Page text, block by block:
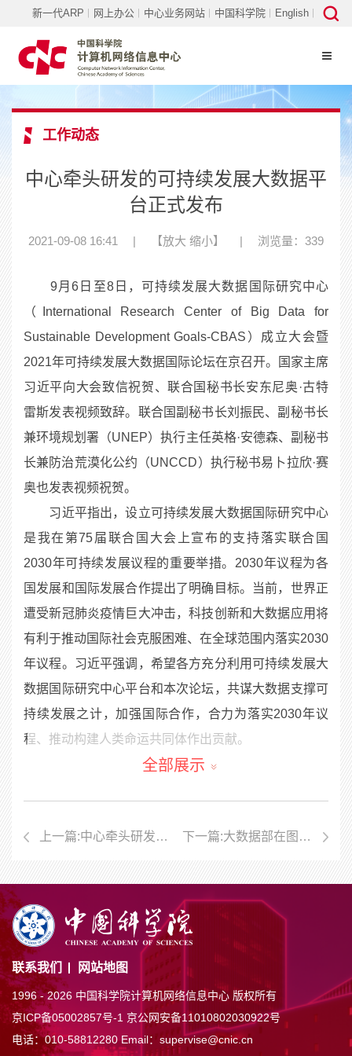
新一代ARP 网上办公 中心业务网站 中国科学院 English
工作动态
中心牵头研发的可持续发展大数据平
台正式发布
2021-09-08 16:41 【放大 缩小】 浏览量：339
9月6日至8日，可持续发展大数据国际研究中心
（International Research Center of Big Data for
Sustainable Development Goals-CBAS）成立大会暨
2021年可持续发展大数据国际论坛在京召开。国家主席
习近平向大会致信祝贺、联合国秘书长安东尼奥·古特
雷斯发表视频致辞。联合国副秘书长刘振民、副秘书长
兼环境规划署（UNEP）执行主任英格·安德森、副秘书
长兼防治荒漠化公约（UNCCD）执行秘书易卜拉欣·赛
奥也发表视频祝贺。
习近平指出，设立可持续发展大数据国际研究中心
是我在第75届联合国大会上宣布的支持落实联合国
2030年可持续发展议程的重要举措。2030年议程为各
国发展和国际发展合作提出了明确目标。当前，世界正
遭受新冠肺炎疫情巨大冲击，科技创新和大数据应用将
有利于推动国际社会克服困难、在全球范围内落实2030
年议程。习近平强调，希望各方充分利用可持续发展大
数据国际研究中心平台和本次论坛，共谋大数据支撑可
持续发展之计，加强国际合作，合力为落实2030年议
程、推动构建人类命运共同体作出贡献。
成立大会和论坛开幕式由中国科学院院长侯建国主
平主席贺信要求，加快将中心打造成为可持续发展科学
有贡献。作为全球首个以大数据服务联合国2030年可持
续发展议程的国际科研机构，可持续发展大数据国际研
究中心将依托中科院地球大数据科学工程专项，建设多
学科融合的可持续发展大数据云服务系统平台和全球可
持续发展目标监测与评估体系，为联合国2030年可持续
发展议程的实施提供科技支撑。
全部展示
上一篇:中心牵头研发的可持续发展大数据平台正式发布 下一篇:大数据部在图像数据处理研究中取得进展
联系我们 网站地图
1996 -2026 中国科学院计算机网络信息中心 版权所有
京ICP备05002857号-1 京公网安备11010802030922号
电话：010-58812280 Email：supervise@cnic.cn